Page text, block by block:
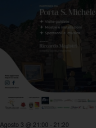
Agosto 3 @ 21:00 - 21:20